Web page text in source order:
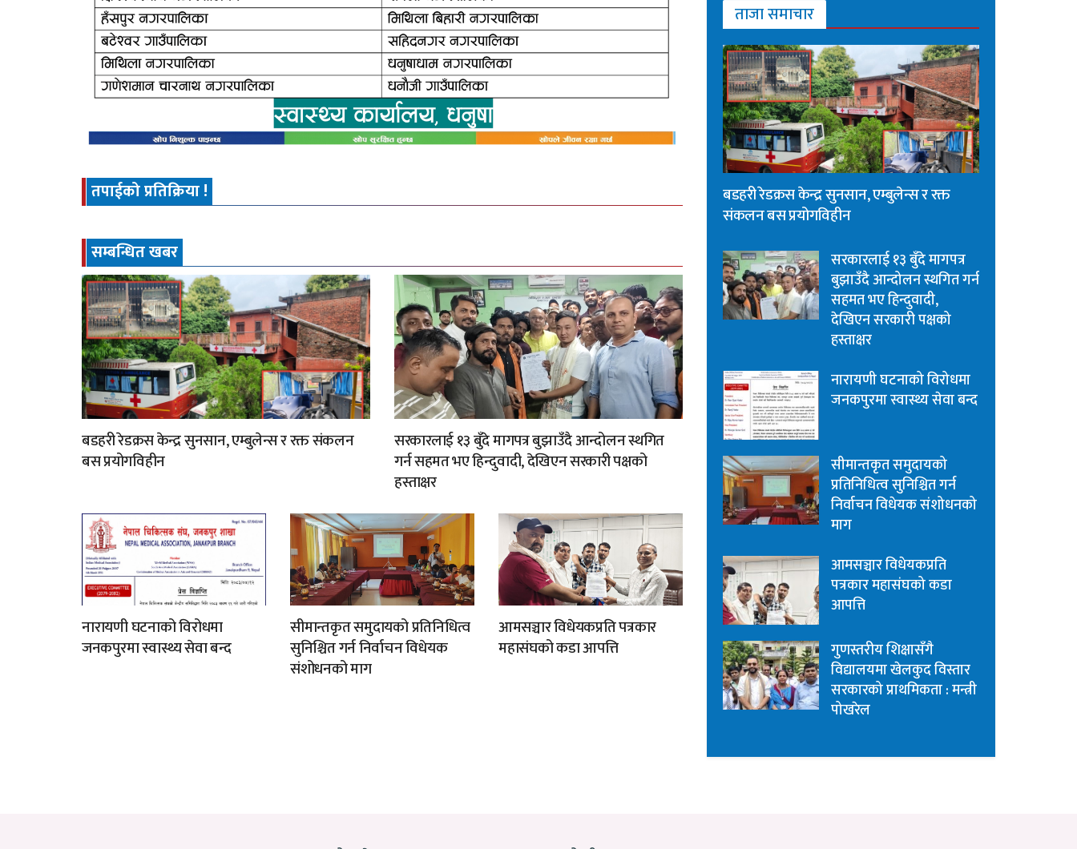
तपाईको प्रतिक्रिया !
सम्बन्धित खबर
बडहरी रेडक्रस केन्द्र सुनसान, एम्बुलेन्स र रक्त संकलन
बस प्रयोगविहीन
सरकारलाई १३ बुँदे मागपत्र बुझाउँदै आन्दोलन स्थगित
गर्न सहमत भए हिन्दुवादी, देखिएन सरकारी पक्षको
हस्ताक्षर
नारायणी घटनाको विरोधमा
जनकपुरमा स्वास्थ्य सेवा बन्द
सीमान्तकृत समुदायको प्रतिनिधित्व
सुनिश्चित गर्न निर्वाचन विधेयक
संशोधनको माग
आमसञ्चार विधेयकप्रति पत्रकार
महासंघको कडा आपत्ति
ताजा समाचार
बडहरी रेडक्रस केन्द्र सुनसान, एम्बुलेन्स र रक्त
संकलन बस प्रयोगविहीन
सरकारलाई १३ बुँदे मागपत्र
बुझाउँदै आन्दोलन स्थगित गर्न
सहमत भए हिन्दुवादी,
देखिएन सरकारी पक्षको
हस्ताक्षर
नारायणी घटनाको विरोधमा
जनकपुरमा स्वास्थ्य सेवा बन्द
सीमान्तकृत समुदायको
प्रतिनिधित्व सुनिश्चित गर्न
निर्वाचन विधेयक संशोधनको
माग
आमसञ्चार विधेयकप्रति
पत्रकार महासंघको कडा
आपत्ति
गुणस्तरीय शिक्षासँगै
विद्यालयमा खेलकुद विस्तार
सरकारको प्राथमिकता : मन्त्री
पोखरेल